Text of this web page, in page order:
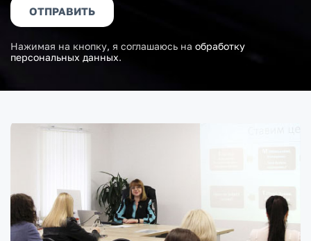
ОТПРАВИТЬ
Нажимая на кнопку, я соглашаюсь на обработку
персональных данных.